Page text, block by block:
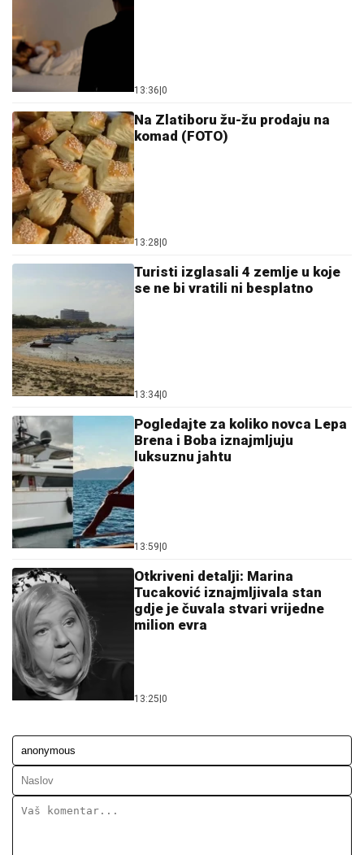
13:36 0
Na Zlatiboru žu-žu prodaju na
komad (FOTO)
13:28 0
Turisti izglasali 4 zemlje u koje
se ne bi vratili ni besplatno
13:34 0
Pogledajte za koliko novca Lepa
Brena i Boba iznajmljuju
luksuznu jahtu
13:59 0
Otkriveni detalji: Marina
Tucaković iznajmljivala stan
gdje je čuvala stvari vrijedne
milion evra
13:25 0